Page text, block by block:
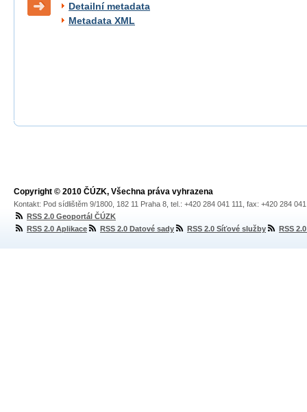
Detailní metadata
Metadata XML
Copyright © 2010 ČÚZK, Všechna práva vyhrazena
Kontakt: Pod sídlištěm 9/1800, 182 11 Praha 8, tel.: +420 284 041 111, fax: +420 284
RSS 2.0 Geoportál ČÚZK
RSS 2.0 Aplikace
RSS 2.0 Datové sady RSS 2.0 Síťové služby RSS